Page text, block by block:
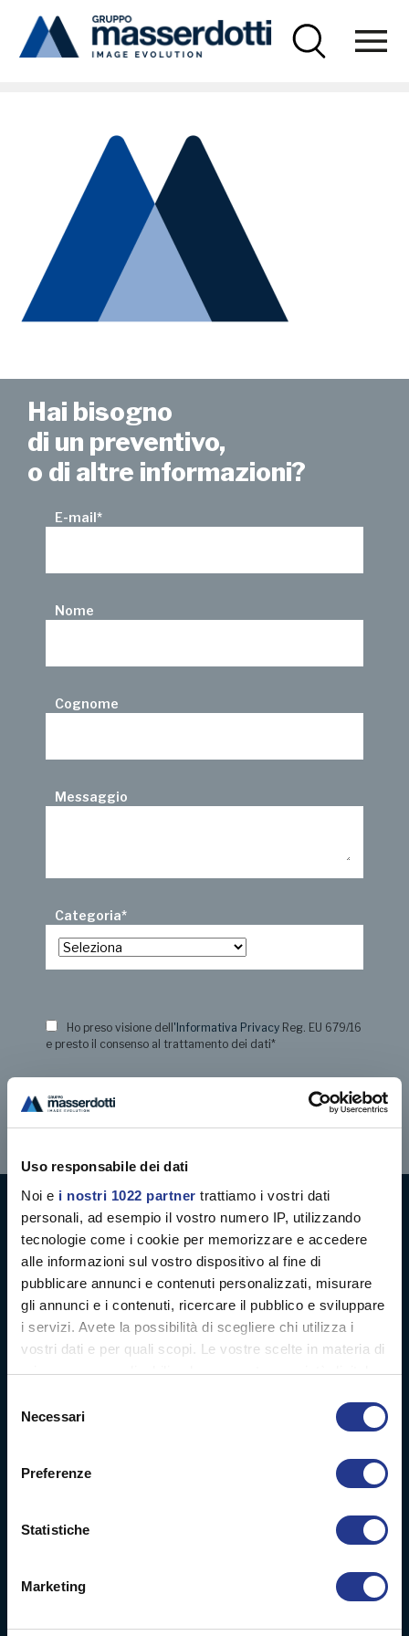
Uso responsabile dei dati
Noi e i nostri 1022 partner trattiamo i vostri dati
personali, ad esempio il vostro numero IP, utilizzando
tecnologie come i cookie per memorizzare e accedere
alle informazioni sul vostro dispositivo al fine di
pubblicare annunci e contenuti personalizzati, misurare
gli annunci e i contenuti, ricercare il pubblico e sviluppare
i servizi. Avete la possibilità di scegliere chi utilizza i
vostri dati e per quali scopi. Le vostre scelte in materia di
privacy sono applicabili solo su questa proprietà digitale
modificare o revocare il proprio consenso in qualsiasi
momento dalla Dichiarazione sui cookie o facendo clic
raccogliere informazioni sulla tua posizione
geografica, con un'approssimazione di qualche
Identificare il tuo dispositivo, scansionandolo
delNecessari
Preferenze
Statistiche
Marketing
Hai bisogno
di un preventivo,
o di altre informazioni?
E-mail*
Nome
Cognome
Messaggio
Categoria*
Ho preso visione dell 'Informativa Privacy Reg. EU 679/16
e presto il consenso al trattamento dei dati*
Digital decoration
Digital signage
Soft signage
Case history